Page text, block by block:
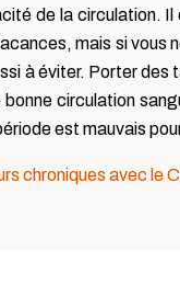
de la circulation.
mais si vous
à éviter. Porter
circulation
est mauvais
chroniques avec le